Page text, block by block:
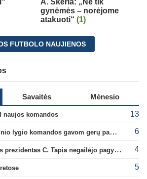
gynėmės – norėjome
atakuoti“ (1)
FUTBOLO NAUJIENOS
Savaitės Mėnesio
naujos komandos 13
A. Tapinas: „Iš europinio lygio komandos gavom gerų pamokų“ 6
Argentinos federacijos prezidentas C. Tapia negailėjo pagyrų G. Infantino 4
5